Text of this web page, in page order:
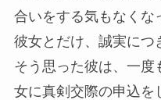
合いをする気もなくな
彼女とだけ、誠実につ
そう思った彼は、一度
女に真剣交際の申込を